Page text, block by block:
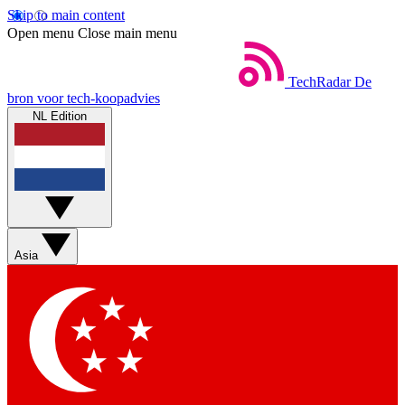
Skip to main content
Open menu Close main menu
TechRadar De
bron voor tech-koopadvies
NL Edition
Asia